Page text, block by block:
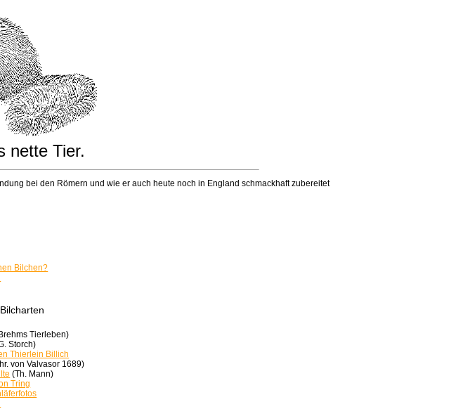
nette Tier.
bei den Römern und wie er auch heute noch in England schmackhaft zubereitet
Bilchen?
Tierleben)
Storch)
Thierlein Billich
von Valvasor 1689)
(Th. Mann)
Tring